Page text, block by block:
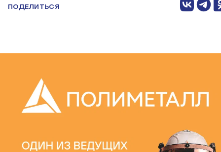
ПОДЕЛИТЬСЯ